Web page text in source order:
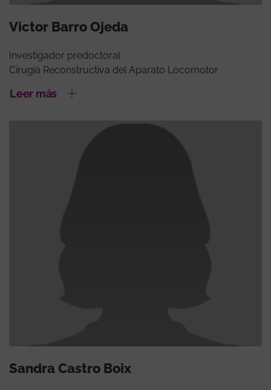
Victor Barro Ojeda
Investigador predoctoral
Cirugía Reconstructiva del Aparato Locomotor
Leer más
Sandra Castro Boix